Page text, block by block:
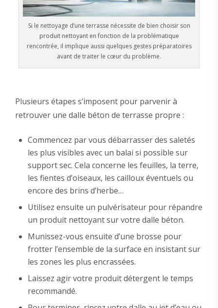
Si le nettoyage d’une terrasse nécessite de bien choisir son
produit nettoyant en fonction de la problématique
rencontrée, il implique aussi quelques gestes préparatoires
avant de traiter le cœur du problème.
Plusieurs étapes s’imposent pour parvenir à
retrouver une dalle béton de terrasse propre :
Commencez par vous débarrasser des saletés
les plus visibles avec un balai si possible sur
support sec. Cela concerne les feuilles, la terre,
les fientes d’oiseaux, les cailloux éventuels ou
encore des brins d’herbe…
Utilisez ensuite un pulvérisateur pour répandre
un produit nettoyant sur votre dalle béton.
Munissez-vous ensuite d’une brosse pour
frotter l’ensemble de la surface en insistant sur
les zones les plus encrassées.
Laissez agir votre produit détergent le temps
recommandé.